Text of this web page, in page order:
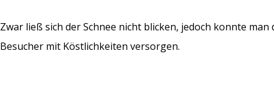
Zwar ließ sich der Schnee nicht blicken, jedoch konnte
Besucher mit Köstlichkeiten versorgen.